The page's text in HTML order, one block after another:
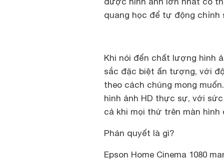
quang học để tự động chỉnh
Khi nói đến chất lượng hình
sắc đặc biệt ấn tượng, với
theo cách chúng mong
hình ảnh HD thực sự, với
cả khi mọi thứ trên màn hình
Phán quyết là gì?
Epson Home Cinema 1080